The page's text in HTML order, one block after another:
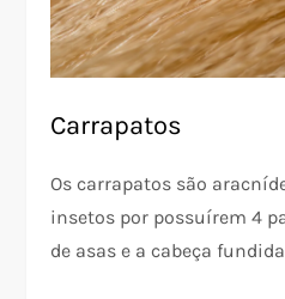
Carrapatos
Os carrapatos são
insetos por possuírem 4
de asas e a cabeça